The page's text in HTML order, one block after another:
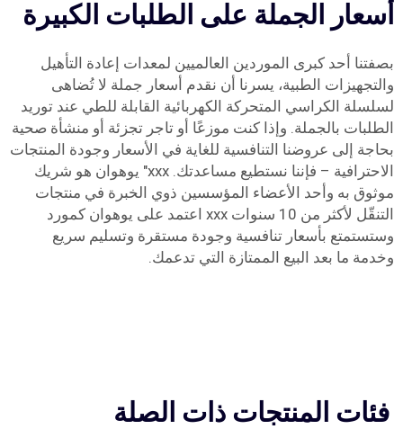
أسعار الجملة على الطلبات الكبيرة
بصفتنا أحد كبرى الموردين العالميين لمعدات إعادة التأهيل
والتجهيزات الطبية، يسرنا أن نقدم أسعار جملة لا تُضاهى
لسلسلة الكراسي المتحركة الكهربائية القابلة للطي عند توريد
الطلبات بالجملة. وإذا كنت موزعًا أو تاجر تجزئة أو منشأة صحية
بحاجة إلى عروضنا التنافسية للغاية في الأسعار وجودة المنتجات
الاحترافية – فإننا نستطيع مساعدتك. xxx" يوهوان هو شريك
موثوق به وأحد الأعضاء المؤسسين ذوي الخبرة في منتجات
التنقّل لأكثر من 10 سنوات xxx اعتمد على يوهوان كمورد
وستستمتع بأسعار تنافسية وجودة مستقرة وتسليم سريع
وخدمة ما بعد البيع الممتازة التي تدعمك.
فئات المنتجات ذات الصلة